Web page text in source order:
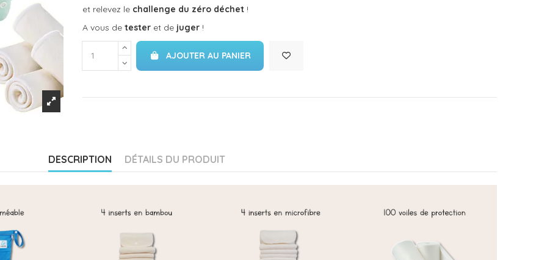
et relevez le challenge du zéro déchet!
A vous de testeret de juger!
AJOUTER AU PANIER
DESCRIPTION DÉTAILS DU PRODUIT